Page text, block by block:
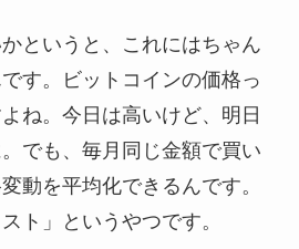
というと、これにはちゃん
す。ビットコインの価格っ
ね。今日は高いけど、明日
でも、毎月同じ金額で買い
動を平均化できるんです。
ト」というやつです。